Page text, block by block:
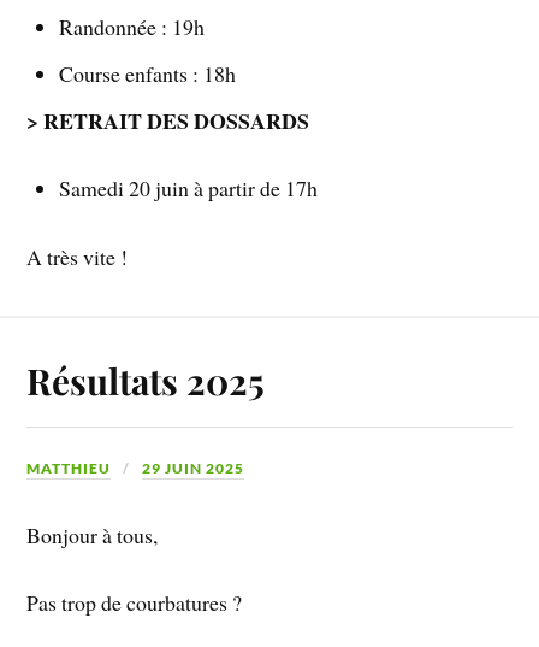
Randonnée : 19h
Course enfants : 18h
> RETRAIT DES DOSSARDS
Samedi 20 juin à partir de 17h
A très vite !
Résultats 2025
MATTHIEU 29 JUIN 2025
Bonjour à tous,
Pas trop de courbatures ?